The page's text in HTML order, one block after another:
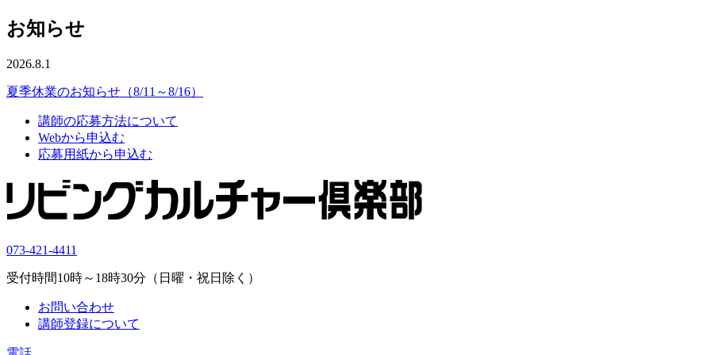
お知らせ
2026.8.1
夏季休業のお知らせ（8/11～8/16）
講師の応募方法について
Webから申込む
応募用紙から申込む
073-421-4411
受付時間10時～18時30分（日曜・祝日除く）
お問い合わせ
講師登録について